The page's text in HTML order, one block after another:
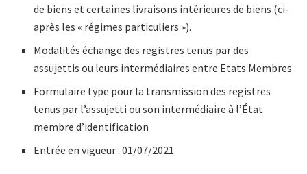
de biens et certaines livraisons intérieures de biens (ci-
après les « régimes particuliers »).
Modalités échange des registres tenus par des
assujettis ou leurs intermédiaires entre Etats Membres
Formulaire type pour la transmission des registres
tenus par l’assujetti ou son intermédiaire à l’État
membre d’identification
Entrée en vigueur : 01/07/2021